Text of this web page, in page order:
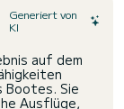
Generiert von
KI
auf dem
Bootes. Sie
Ausflüge,